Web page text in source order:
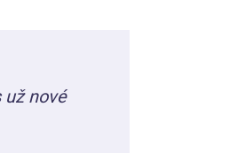
už nové